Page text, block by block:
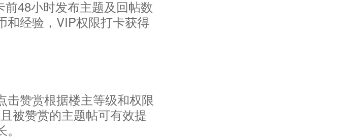
48小时发布主题及回帖数
和经验，VIP权限打卡获得
击赞赏根据楼主等级和权限
被赞赏的主题帖可有效提